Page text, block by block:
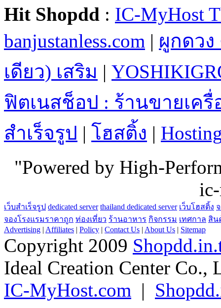
Hit Shopdd : IC-MyHost
banjustanless.com | ผูกดวง
เดียว) เสริม |
ฟิตเนสช็อป : ร้านขายเค
สำเร็จรูป | โฮสติ้ง |
"Powered by High-
เว็บสำเร็จรูป dedicated server thailand dedicated server เว็บโฮสติ้ง
จองโรงแรมราคาถูก
ท่องเที่ยว ร้านอาหาร กิจกรรม เทศกาล
Advertising | | Policy | | | Sitemap
Copyright 2009
Ideal Creation Center Co.,
IC-MyHost.com |